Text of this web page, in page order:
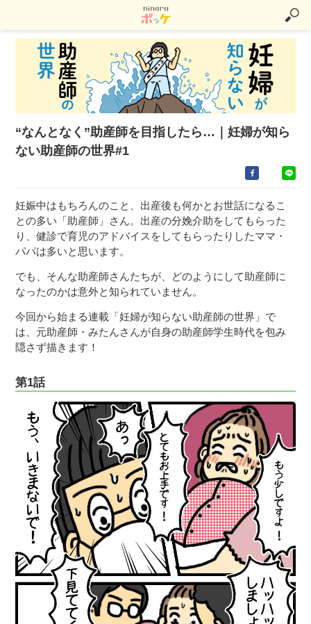
“なんとなく”助産師を目指したら…｜妊婦が知ら
ない助産師の世界#1
妊娠中はもちろんのこと、出産後も何かとお世話になるこ
との多い「助産師」さん。出産の分娩介助をしてもらった
り、健診で育児のアドバイスをしてもらったりしたママ・
パパは多いと思います。
でも、そんな助産師さんたちが、どのようにして助産師に
なったのかは意外と知られていません。
今回から始まる連載「妊婦が知らない助産師の世界」で
は、元助産師・みたんさんが自身の助産師学生時代を包み
隠さず描きます！
第1話